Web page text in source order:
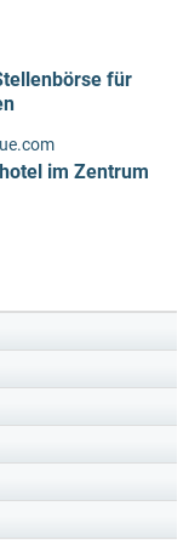
für
im Zentrum